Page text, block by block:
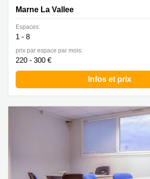
Marne La Vallee
Espaces:
1 - 8
prix par espace par mois:
220 - 300 €
Infos et prix